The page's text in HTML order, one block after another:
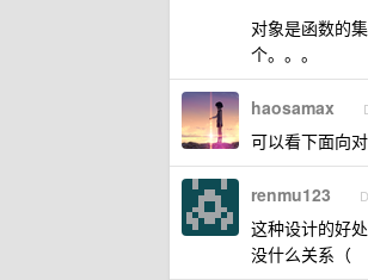
对象是函数的
个。。。
haosamax
可以看下面向
renmu123
这种设计的好
没什么关系（